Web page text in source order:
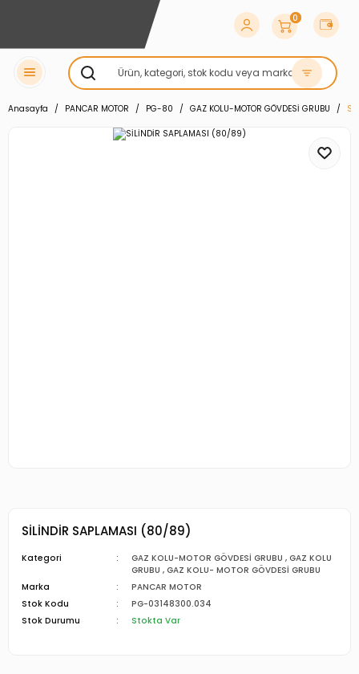
0
Anasayfa PANCAR MOTOR PG-80 GAZ KOLU-MOTOR GÖVDESİ GRUBU
SİLİNDİR SAPLAMASI (80/89)
Kategori GAZ KOLU-MOTOR GÖVDESİ GRUBU ,GAZ KOLU
GRUBU ,GAZ KOLU- MOTOR GÖVDESİ GRUBU
Marka
PANCAR MOTOR
Stok Kodu
PG-03148300.034
Stok Durumu
Stokta Var